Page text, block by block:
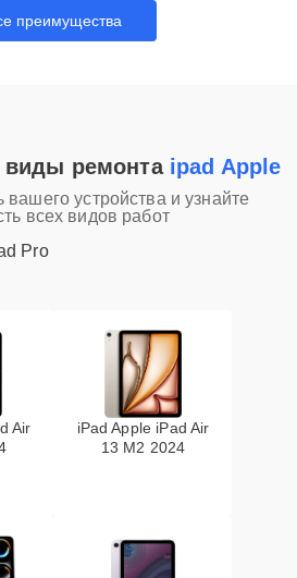
преимущества
виды ремонта ipad Apple
устройства и узнайте
всех видов работ
Pro
Air
iPad Apple iPad Air
13 M2 2024